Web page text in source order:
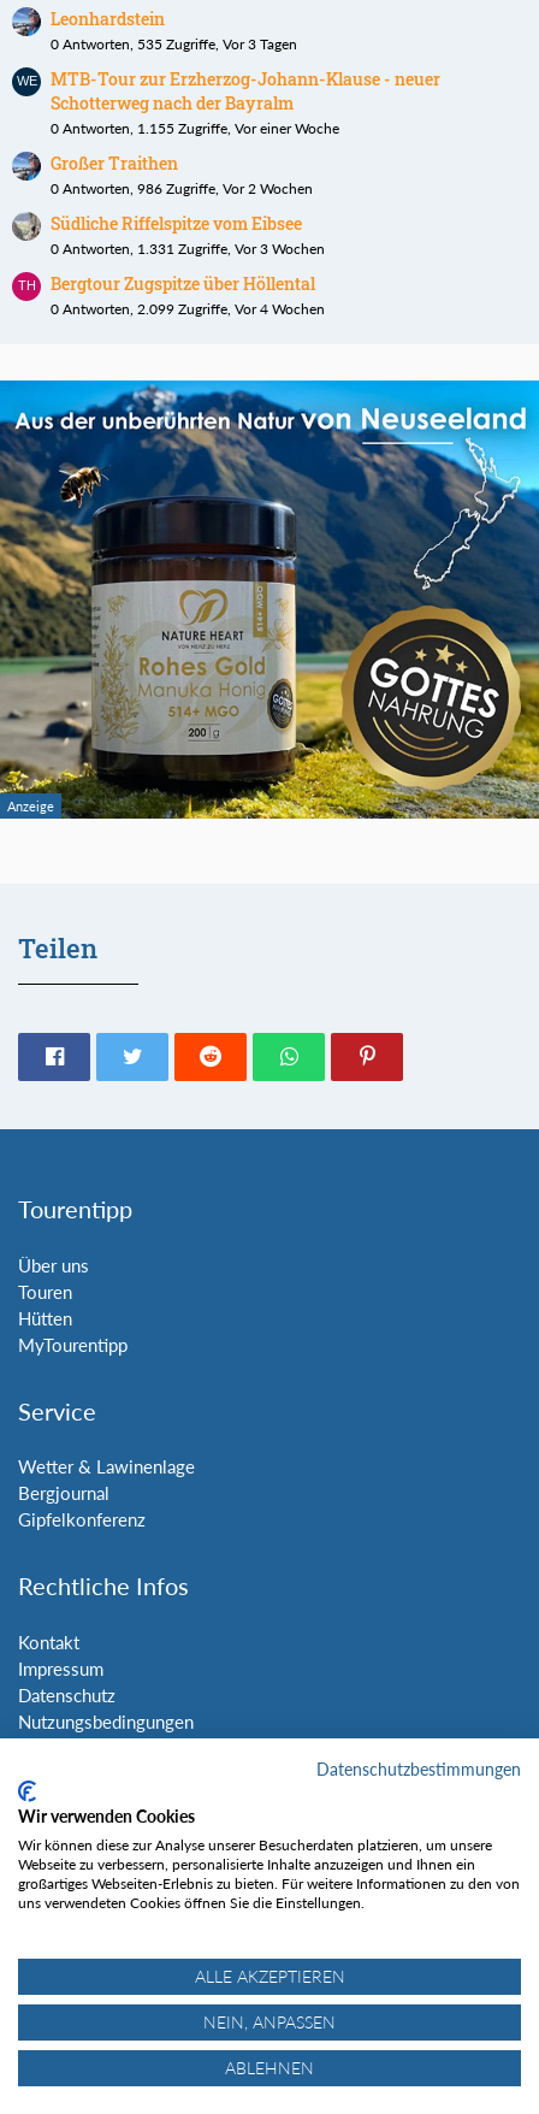
Leonhardstein
0 Antworten, 535 Zugriffe, Vor 3 Tagen
MTB-Tour zur Erzherzog-Johann-Klause - neuer
Schotterweg nach der Bayralm
0 Antworten, 1.155 Zugriffe, Vor einer Woche
Großer Traithen
0 Antworten, 986 Zugriffe, Vor 2 Wochen
Südliche Riffelspitze vom Eibsee
0 Antworten, 1.331 Zugriffe, Vor 3 Wochen
Bergtour Zugspitze über Höllental
0 Antworten, 2.099 Zugriffe, Vor 4 Wochen
Teilen
Tourentipp
Über uns
Touren
Hütten
MyTourentipp
Service
Wetter & Lawinenlage
Bergjournal
Gipfelkonferenz
Rechtliche Infos
Kontakt
Impressum
Datenschutz
Nutzungsbedingungen
Social Media
Gefällt mir
Datenschutzbestimmungen
Wir verwenden Cookies
Wir können diese zur Analyse unserer Besucherdaten platzieren, um unsere
Webseite zu verbessern, personalisierte Inhalte anzuzeigen und Ihnen ein
großartiges Webseiten-Erlebnis zu bieten. Für weitere Informationen zu den von
uns verwendeten Cookies öffnen Sie die Einstellungen.
ALLE AKZEPTIEREN
NEIN, ANPASSEN
ABLEHNEN